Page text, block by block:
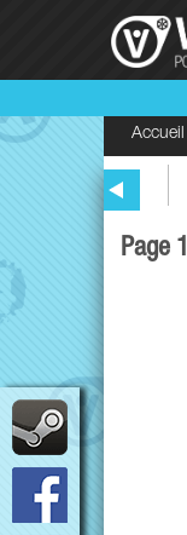
Accueil
Page 1